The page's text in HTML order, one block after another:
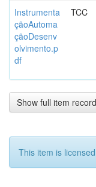
Instrumenta
çãoAutoma
çãoDesenv
olvimento.p
df
TCC
Show full item record
This item is